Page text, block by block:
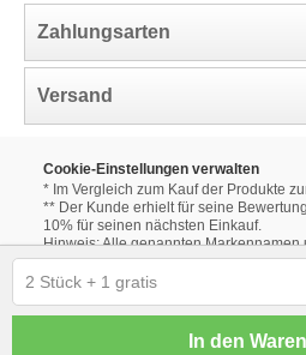
In den
Zahlungsarten
Versand
Cookie-Einstellungen verwalten
* Im Vergleich zum Kauf der Produkte
** Der Kunde erhielt für seine
10% für seinen nächsten Einkauf.
Hinweis: Alle genannten
eingetragene Warenzeichen ihrer
Die aufgeführten Markennamen und
Internetseiten dienen ausschließlich
Produkte.
Alle Produktbilder dienen lediglich der
unterschiedlichen Optionen.